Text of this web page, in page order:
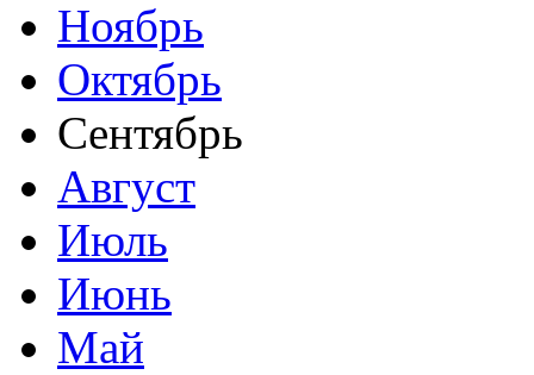
Ноябрь
Октябрь
Сентябрь
Август
Июль
Июнь
Май